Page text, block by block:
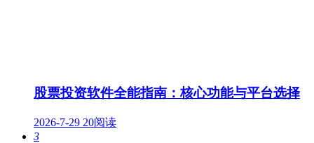
股票投资软件全能指南：核心功能与平台选择
2026-7-29 20阅读
3